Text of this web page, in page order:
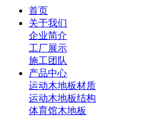
首页
关于我们
企业简介
工厂展示
施工团队
产品中心
运动木地板材质
运动木地板结构
体育馆木地板